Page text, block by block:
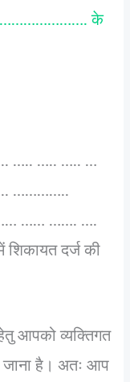
के
….. ….. ….. …
…………..
…… ……. ….
दर्ज की
आपको व्यक्तिगत
जाना है। अतः आप